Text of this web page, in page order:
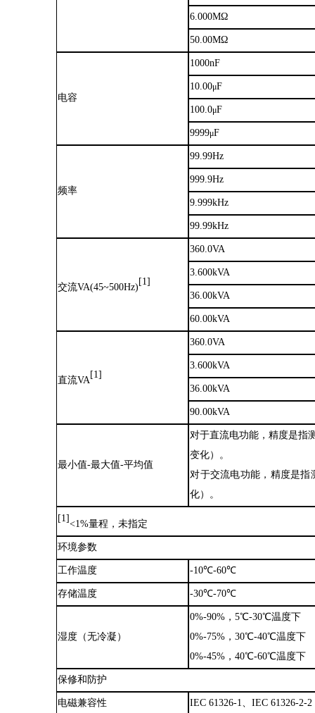
6.000MΩ
50.00MΩ
电容
1000nF
10.00μF
100.0μF
9999μF
频率
99.99Hz
999.9Hz
9.999kHz
99.99kHz
交流VA(45~500Hz)
[1]
360.0VA
3.600kVA
36.00kVA
60.00kVA
直流VA
[1]
360.0VA
3.600kVA
36.00kVA
90.00kVA
最小值-最大值-平均值
对于直流电功能，精度是指
变化）。
对于交流电功能，精度是指
化）。
[1]
<1%量程，未指定
环境参数
工作温度 -10℃-60℃
存储温度 -30℃-70℃
湿度（无冷凝）
0%-90%，5℃-30℃温度下
0%-75%，30℃-40℃温度下
0%-45%，40℃-60℃温度下
保修和防护
电磁兼容性 IEC 61326-1、IEC 61326-2-